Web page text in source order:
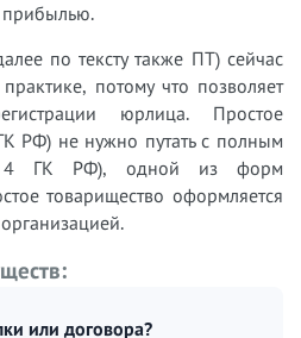
прибылью.
по тексту также ПТ) сейчас
потому что позволяет
юрлица. Простое
РФ) не нужно путать с полным
4 ГК РФ), одной из форм
товарищество оформляется
или договора?